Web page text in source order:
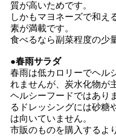
質が高いためです。
しかもマヨネーズで和え
素が満載です。
食べるなら副菜程度の少
●春雨サラダ
春雨は低カロリーでヘル
れませんが、炭水化物が
ヘルシーフードではあり
るドレッシングには砂糖
は向いていません。
市販のものを購入するよ